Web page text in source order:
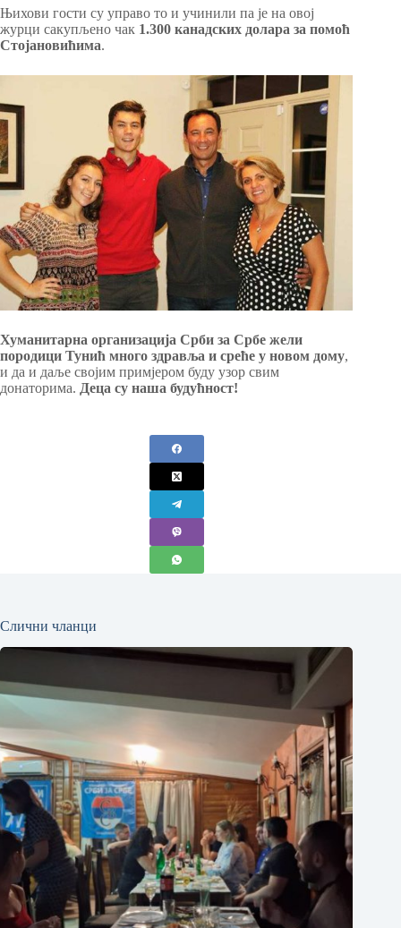
Њихови гости су управо то и учинили па је на овој
журци сакупљено чак 1.300 канадских долара за помоћ
Стојановићима.
Хуманитарна организација Срби за Србе жели
породици Тунић много здравља и среће у новом дому,
и да и даље својим примјером буду узор свим
донаторима. Деца су наша будућност!
Слични чланци